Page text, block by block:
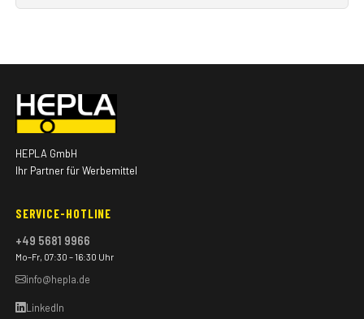
HEPLA GmbH
Ihr Partner für Werbemittel
SERVICE-HOTLINE
+49 5681 9966
Mo–Fr, 07:30 – 16:30 Uhr
info@hepla.de
LinkedIn